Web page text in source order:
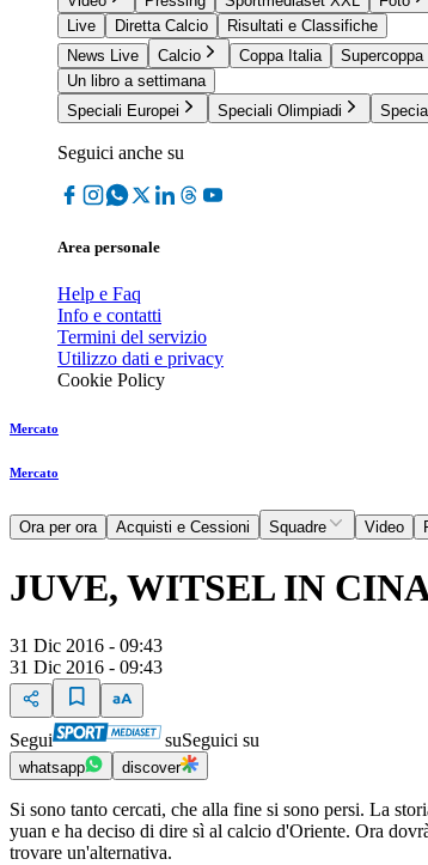
Live
Diretta Calcio
Risultati e Classifiche
News Live
Calcio Coppa Italia Supercoppa
Un libro a settimana
Speciali Europei
Speciali Olimpiadi
Seguici anche su
Area personale
Help e Faq
Info e contatti
Termini del servizio
Utilizzo dati e privacy
Cookie Policy
Mercato
Mercato
Ora per ora Acquisti e Cessioni Squadre Video
JUVE, WITSEL IN
31 Dic 2016 - 09:43
31 Dic 2016 - 09:43
Segui suSeguici su
whatsapp discover
Si sono tanto cercati, che alla fine si sono persi. La
yuan e ha deciso di dire sì al calcio d'Oriente. Ora
trovare un'alternativa.